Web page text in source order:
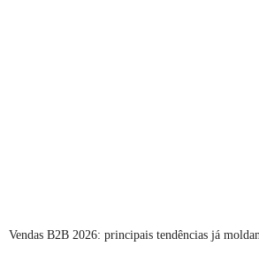
Vendas B2B 2026: principais tendências já